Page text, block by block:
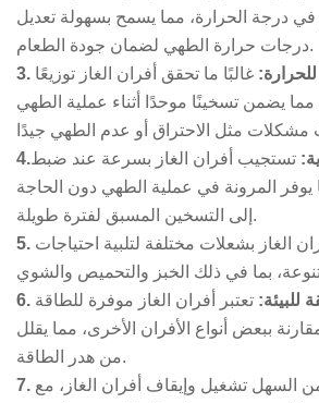
في درجة الحرارة، مما يسمح بسهولة تعديل
درجات حرارة الطهي لضمان جودة الطعام.
للحرارة: غالبًا ما تحقق أفران الغاز توزيعًا
مما يضمن تسخينًا موحدًا أثناء عملية الطهي
تستجيب أفران الغاز بسرعة عند ضبط
يوفر المرونة في عملية الطهي دون الحاجة
إلى التسخين المسبق لفترة طويلة.
الغاز بشعلات مختلفة لتلبية احتياجات
للبيئة: تعتبر أفران الغاز موفرة للطاقة
ببعض أنواع الأفران الأخرى، مما يقلل
من هدر الطاقة.
السهل تشغيل وإيقاف أفران الغاز، مع